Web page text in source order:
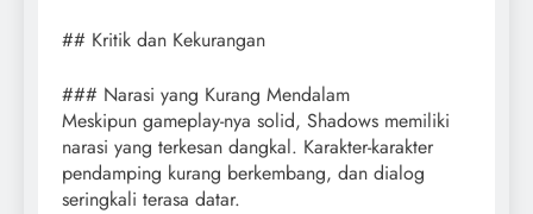
## Kritik dan Kekurangan
### Narasi yang Kurang Mendalam
Meskipun gameplay-nya solid, Shadows memiliki
narasi yang terkesan dangkal. Karakter-karakter
pendamping kurang berkembang, dan dialog
seringkali terasa datar.